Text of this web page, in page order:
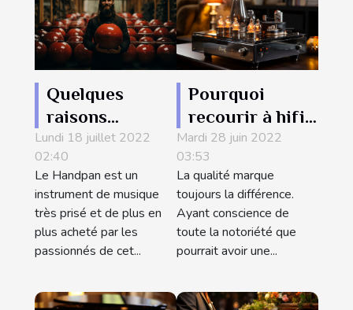
Quelques
raisons
d’acheter les
handpan
Lundi 18 juillet 2022
02:40
Le Handpan est un
instrument de musique
très prisé et de plus en
plus acheté par les
passionnés de cet...
Pourquoi
recourir à hifi
link pour vos
installations
musicales ?
Mardi 28 juin 2022
03:53
La qualité marque
toujours la différence.
Ayant conscience de
toute la notoriété que
pourrait avoir une...